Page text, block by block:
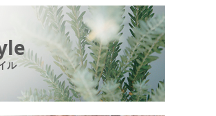
ル